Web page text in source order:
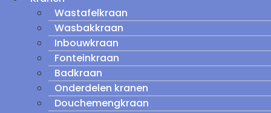
Wastafelkraan
Wasbakkraan
Inbouwkraan
Fonteinkraan
Badkraan
Onderdelen kranen
Douchemengkraan